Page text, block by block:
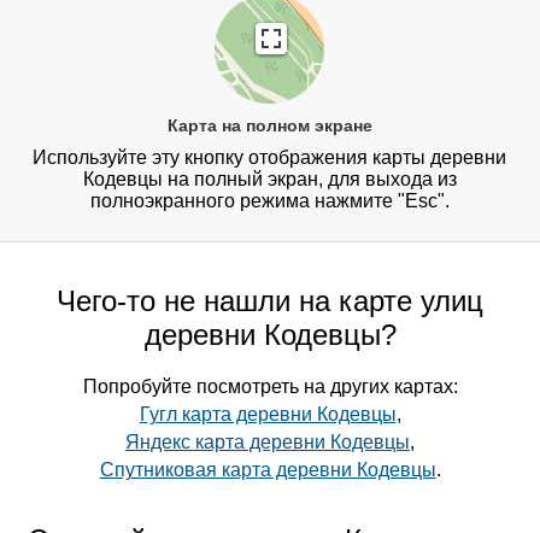
Карта на полном экране
Используйте эту кнопку отображения карты деревни
Кодевцы на полный экран, для выхода из
полноэкранного режима нажмите "Esc".
Чего-то не нашли на карте улиц
деревни Кодевцы?
Попробуйте посмотреть на других картах:
Гугл карта деревни Кодевцы,
Яндекс карта деревни Кодевцы,
Спутниковая карта деревни Кодевцы.